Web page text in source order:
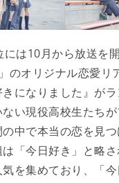
には10月から放送を
のオリジナル恋愛リ
になりました』が
い現役高校生たち
中で本当の恋を見
「今日好き」と略
を集めており、「